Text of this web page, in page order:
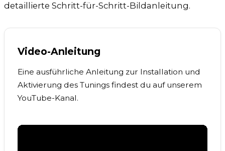
detaillierte Schritt-für-Schritt-Bildanleitung.
Video-Anleitung
Eine ausführliche Anleitung zur Installation und
Aktivierung des Tunings findest du auf unserem
YouTube-Kanal.